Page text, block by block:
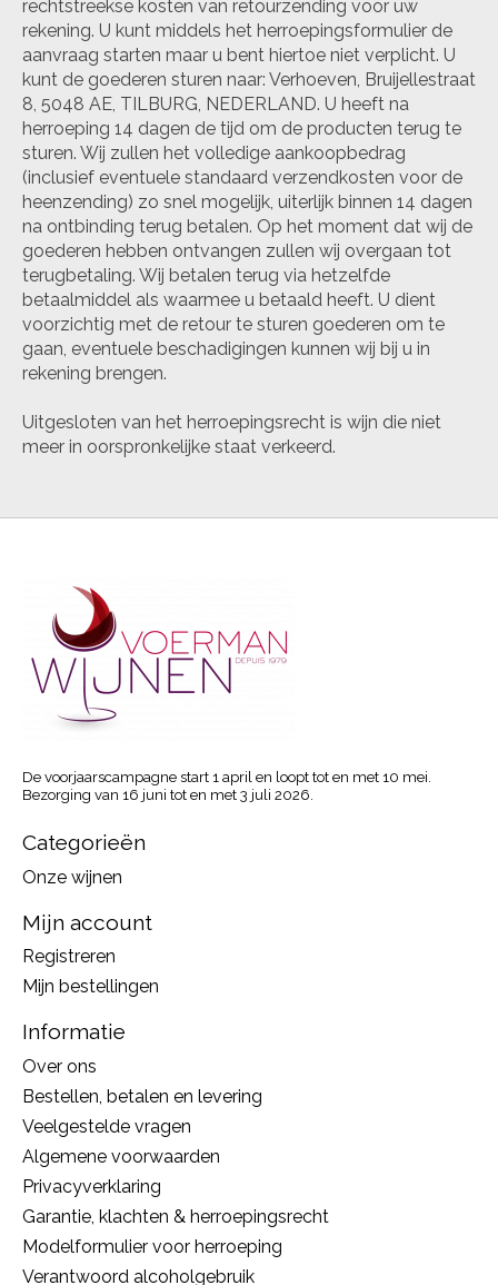
rechtstreekse kosten van retourzending voor uw
rekening. U kunt middels het herroepingsformulier de
aanvraag starten maar u bent hiertoe niet verplicht. U
kunt de goederen sturen naar: Verhoeven, Bruijellestraat
8, 5048 AE, TILBURG, NEDERLAND. U heeft na
herroeping 14 dagen de tijd om de producten terug te
sturen. Wij zullen het volledige aankoopbedrag
(inclusief eventuele standaard verzendkosten voor de
heenzending) zo snel mogelijk, uiterlijk binnen 14 dagen
na ontbinding terug betalen. Op het moment dat wij de
goederen hebben ontvangen zullen wij overgaan tot
terugbetaling. Wij betalen terug via hetzelfde
betaalmiddel als waarmee u betaald heeft. U dient
voorzichtig met de retour te sturen goederen om te
gaan, eventuele beschadigingen kunnen wij bij u in
rekening brengen.
Uitgesloten van het herroepingsrecht is wijn die niet
meer in oorspronkelijke staat verkeerd.
De voorjaarscampagne start 1 april en loopt tot en met 10 mei.
Bezorging van 16 juni tot en met 3 juli 2026.
Categorieën
Onze wijnen
Mijn account
Registreren
Mijn bestellingen
Informatie
Over ons
Bestellen, betalen en levering
Veelgestelde vragen
Algemene voorwaarden
Privacyverklaring
Garantie, klachten & herroepingsrecht
Modelformulier voor herroeping
Verantwoord alcoholgebruik